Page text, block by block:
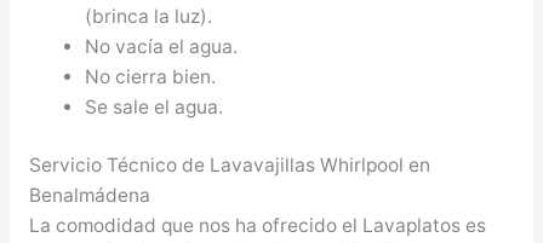
(brinca la luz).
No vacía el agua.
No cierra bien.
Se sale el agua.
Servicio Técnico de Lavavajillas Whirlpool en
Benalmádena
La comodidad que nos ha ofrecido el Lavaplatos es